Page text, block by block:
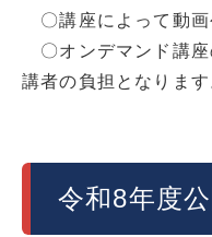
〇講座によって動画
〇オンデマンド講座
講者の負担となります
令和8年度